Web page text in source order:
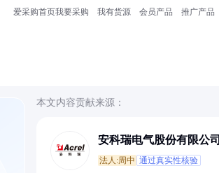
爱采购首页我要采购 我有货源 会员产品 推广产品
本文内容贡献来源：
安科瑞电气股份有限公司
法人:周中 通过真实性核验